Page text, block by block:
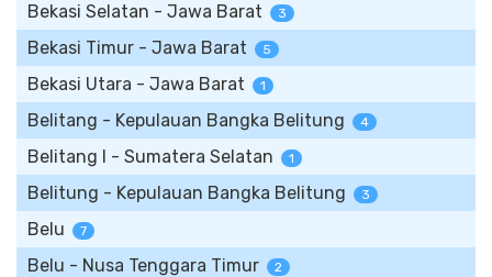
Bekasi Selatan - Jawa Barat 3
Bekasi Timur - Jawa Barat 5
Bekasi Utara - Jawa Barat 1
Belitang - Kepulauan Bangka Belitung 4
Belitang I - Sumatera Selatan 1
Belitung - Kepulauan Bangka Belitung 3
Belu 7
Belu - Nusa Tenggara Timur 2